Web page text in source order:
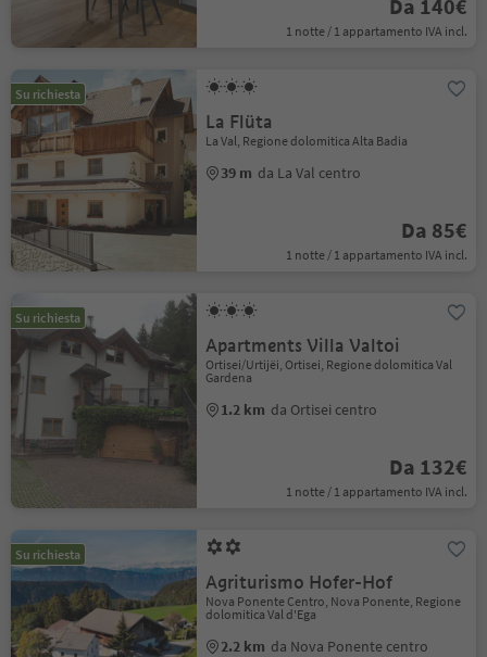
Da 140€
1 notte / 1 appartamento IVA incl.
Su richiesta
La Flüta
La Val, Regione dolomitica Alta Badia
39 m da La Val centro
Da 85€
1 notte / 1 appartamento IVA incl.
Su richiesta
Apartments Villa Valtoi
Ortisei/Urtijëi, Ortisei, Regione dolomitica Val
Gardena
1.2 km da Ortisei centro
Da 132€
1 notte / 1 appartamento IVA incl.
Su richiesta
Agriturismo Hofer-Hof
Nova Ponente Centro, Nova Ponente, Regione
dolomitica Val d'Ega
2.2 km da Nova Ponente centro